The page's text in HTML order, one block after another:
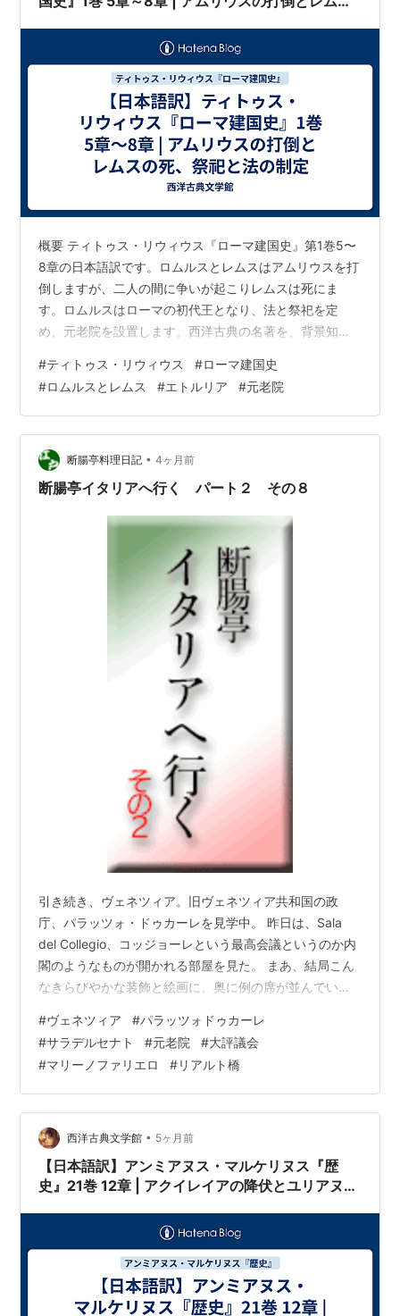
概要 ティトゥス・リウィウス『ローマ建国史』第1巻5〜
8章の日本語訳です。ロムルスとレムスはアムリウスを打
倒しますが、二人の間に争いが起こりレムスは死にま
す。ロムルスはローマの初代王となり、法と祭祀を定
め、元老院を設置します。西洋古典の名著を、背景知識
事へ 目次へ戻る 次の記事へ »
#ティトゥス・リウィウス #ローマ建国史
#ロムルスとレムス #エトルリア #元老院
断腸亭料理日記 • 4ヶ月前
断腸亭イタリアへ行く パート２ その８
引き続き、ヴェネツィア。旧ヴェネツィア共和国の政
庁、パラッツォ・ドゥカーレを見学中。 昨日は、Sala
del Collegio、コッジョーレという最高会議というのか内
閣のようなものが開かれる部屋を見た。 まあ、結局こん
なきらびやかな装飾と絵画に、奥に例の席が並んでいる
る。 次は、これ、Sala del Senato。 サラ・デル・セナ
ト。セナトの部屋。senatoは英語のセネター、senatorで
アメリカだと上院議員だが、古代ローマやヴェネツィア
共和国だと、日本語だと元老院と訳されているよう。元
老が構成員の元老院というのは、ドージェの諮問機関…
#ヴェネツィア #パラッツォドゥカーレ
#サラデルセナト #元老院 #大評議会
#マリーノファリエロ #リアルト橋
西洋古典文学館 • 5ヶ月前
【日本語訳】アンミアヌス・マルケリヌス『歴
史』21巻 12章 | アクイレイアの降伏とユリアヌス